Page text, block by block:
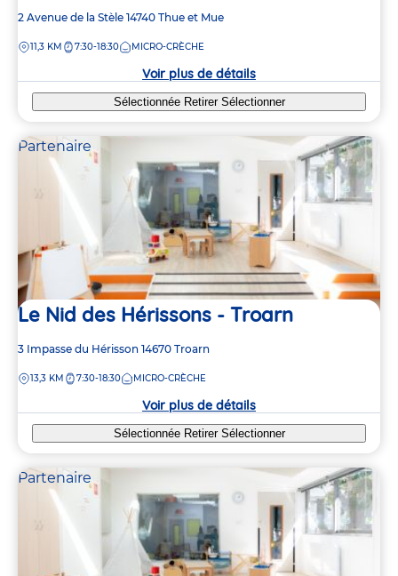
Adresse
la
2 Avenue de la Stèle 14740 Thue et Mue
DISTANCE
11,3 KM 7:30-18:30 MICRO-CRÈCHE
Voir plus de détails
Sélectionnée Retirer Sélectionner
Partenaire
Le Nid des Hérissons - Troarn
Adresse
la
3 Impasse du Hérisson 14670 Troarn
DISTANCE
13,3 KM 7:30-18:30 MICRO-CRÈCHE
Voir plus de détails
Sélectionnée Retirer Sélectionner
Partenaire